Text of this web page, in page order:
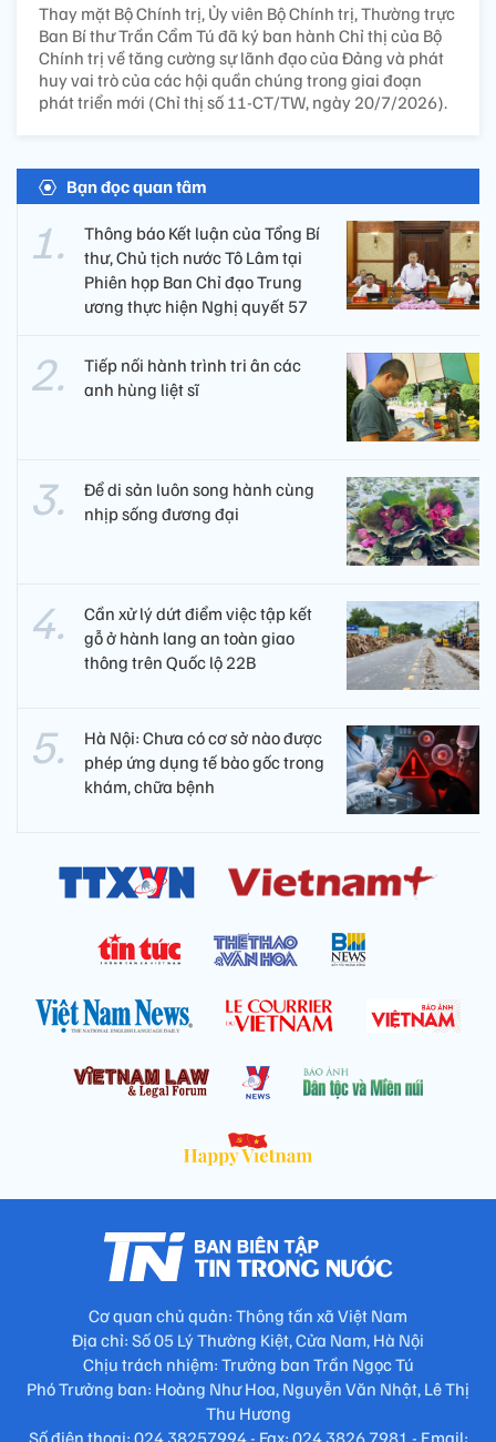
Thay mặt Bộ Chính trị, Ủy viên Bộ Chính trị, Thường trực
Ban Bí thư Trần Cẩm Tú đã ký ban hành Chỉ thị của Bộ
Chính trị về tăng cường sự lãnh đạo của Đảng và phát
huy vai trò của các hội quần chúng trong giai đoạn
phát triển mới (Chỉ thị số 11-CT/TW, ngày 20/7/2026).
Bạn đọc quan tâm
Thông báo Kết luận của Tổng Bí
thư, Chủ tịch nước Tô Lâm tại
Phiên họp Ban Chỉ đạo Trung
ương thực hiện Nghị quyết 57
Tiếp nối hành trình tri ân các
anh hùng liệt sĩ ​
Để di sản luôn song hành cùng
nhịp sống đương đại
Cần xử lý dứt điểm việc tập kết
gỗ ở hành lang an toàn giao
thông trên Quốc lộ 22B
Hà Nội: Chưa có cơ sở nào được
phép ứng dụng tế bào gốc trong
khám, chữa bệnh
Cơ quan chủ quản: Thông tấn xã Việt Nam
Địa chỉ: Số 05 Lý Thường Kiệt, Cửa Nam, Hà Nội
Chịu trách nhiệm: Trưởng ban Trần Ngọc Tú
Phó Trưởng ban: Hoàng Như Hoa, Nguyễn Văn Nhật, Lê Thị
Thu Hương
Số điện thoại: 024.38257994 - Fax: 024.3826.7981 - Email: